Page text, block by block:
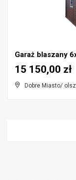
Garaż blaszany
Dobre Miasto/
15 150,00 zł